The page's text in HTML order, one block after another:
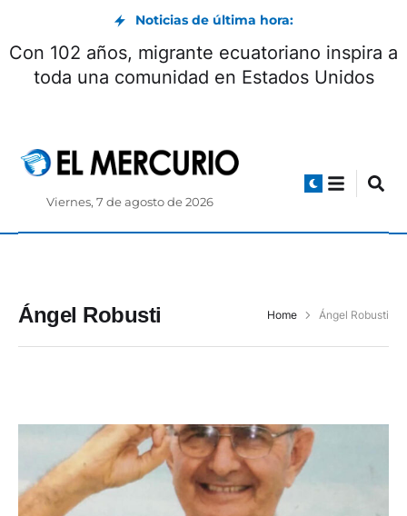
Noticias de última hora:
Con 102 años, migrante ecuatoriano inspira a
toda una comunidad en Estados Unidos
Viernes, 7 de agosto de 2026
Ángel Robusti Home Ángel Robusti